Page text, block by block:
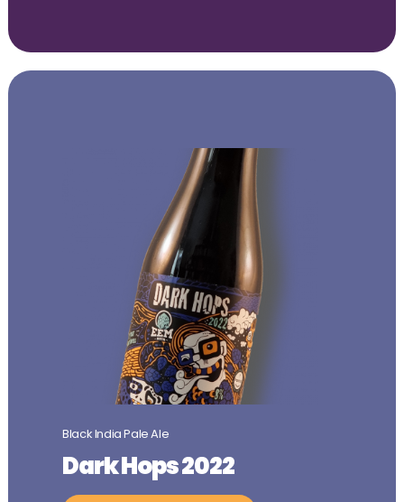
Black India Pale Ale
Dark Hops 2022